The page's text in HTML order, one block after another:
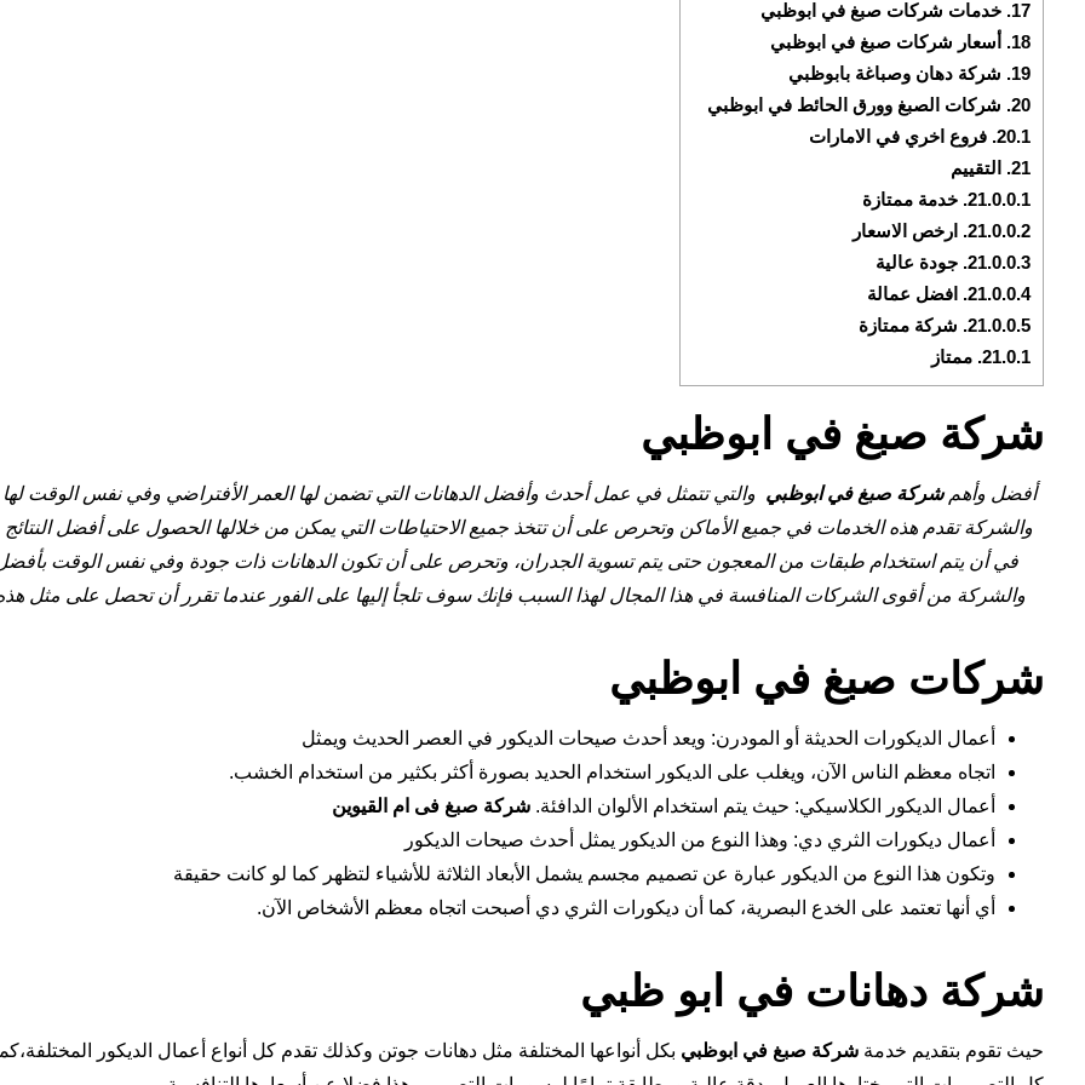
17. خدمات شركات صبغ في ابوظبي
18.
أسعار شركات صبغ في ابوظبي
19. شركة دهان وصباغة بابوظبي
20. شركات الصبغ وورق الحائط في ابوظبي
20.1. فروع اخري في الامارات
21.
التقييم
21.0.0.1. خدمة ممتازة
21.0.0.2.
ارخص الاسعار
21.0.0.3. جودة عالية
21.0.0.4.
افضل عمالة
21.0.0.5. شركة ممتازة
21.0.1. ممتاز
شركة صبغ في ابوظبي
أفضل وأهمشركة صبغ فيابوظبي والتي تتمثل في عمل أحدث وأفضل الدهانات التي تضمن لها العمر الأفتراضي وفي نفس الوقت
والشركة تقدم هذه الخدمات في جميع الأماكن وتحرص على أن تتخذ جميع الاحتياطات التي يمكن من خلالها الحصول على أفضل النتائج
في أن يتم استخدام طبقات من المعجون حتى يتم تسوية الجدران، وتحرص على أن تكون الدهانات ذات جودة وفي نفس الوقت بأفضل
والشركة من أقوى الشركات المنافسة في هذا المجال لهذا السبب فإنك سوف تلجأ إليها على الفور عندما تقرر أن تحصل على مثل
شركات صبغ في ابوظبي
أعمال الديكورات الحديثة أو المودرن: ويعد أحدث صيحات الديكور في العصر الحديث ويمثل
اتجاه معظم الناس الآن، ويغلب على الديكور استخدام الحديد بصورة أكثر بكثير من استخدام الخشب.
أعمال الديكور الكلاسيكي: حيث يتم استخدام الألوان الدافئة. شركة صبغ فى ام القيوين
أعمال ديكورات الثري دي: وهذا النوع من الديكور يمثل أحدث صيحات الديكور
وتكون هذا النوع من الديكور عبارة عن تصميم مجسم يشمل الأبعاد الثلاثة للأشياء لتظهر كما لو كانت حقيقة
أي أنها تعتمد على الخدع البصرية، كما أن ديكورات الثري دي أصبحت اتجاه معظم الأشخاص الآن.
شركة دهانات في ابو ظبي
حيث تقوم بتقديم خدمة شركة صبغ في ابوظبي بكل أنواعها المختلفة مثل دهانات جوتن وكذلك تقدم كل أنواع أعمال الديكور